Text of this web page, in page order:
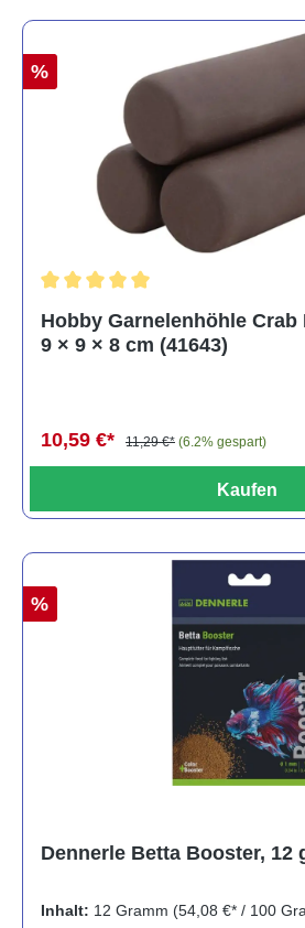
%
Hobby Garnelenhöhle Crab
9 × 9 × 8 cm (41643)
10,59 €* 11,29 €* (6.2% gespart)
Kaufen
%
Dennerle Betta Booster, 12
Inhalt: 12 Gramm (54,08 €* / 100